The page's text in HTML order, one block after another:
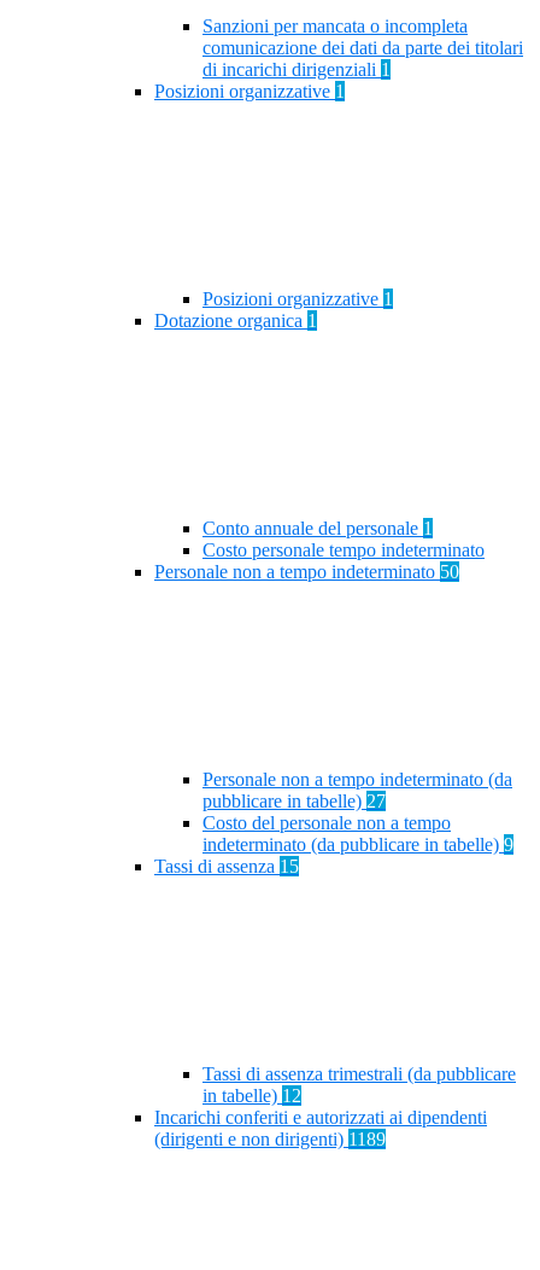
Sanzioni per mancata o incompleta
comunicazione dei dati da parte dei titolari
di incarichi dirigenziali 1
Posizioni organizzative 1
Posizioni organizzative 1
Dotazione organica 1
Conto annuale del personale 1
Costo personale tempo indeterminato
Personale non a tempo indeterminato 50
Personale non a tempo indeterminato (da
pubblicare in tabelle) 27
Costo del personale non a tempo
indeterminato (da pubblicare in tabelle) 9
Tassi di assenza 15
Tassi di assenza trimestrali (da pubblicare
in tabelle) 12
Incarichi conferiti e autorizzati ai dipendenti
(dirigenti e non dirigenti) 1189